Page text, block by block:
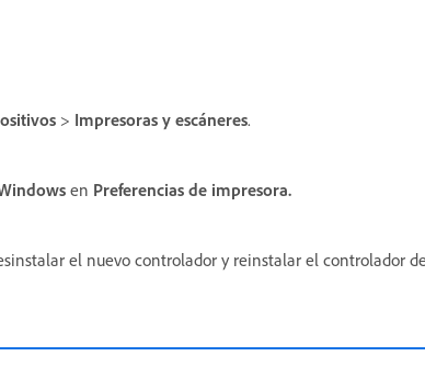
> Impresoras y escáneres.
en Preferencias de impresora.
el nuevo controlador y reinstalar el controlador